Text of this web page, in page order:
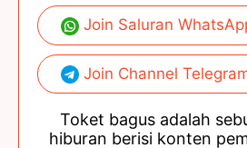
Join Saluran
Join Channel
Toket bagus adalah
hiburan berisi konten